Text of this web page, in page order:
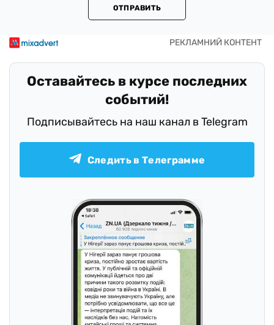
ОТПРАВИТЬ
Оставайтесь в курсе последних
событий!
Подписывайтесь на наш канал в Telegram
Следить в Телеграмме